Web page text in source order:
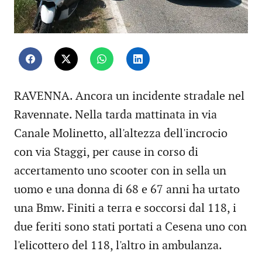
RAVENNA. Ancora un incidente stradale nel
Ravennate. Nella tarda mattinata in via
Canale Molinetto, all'altezza dell'incrocio
con via Staggi, per cause in corso di
accertamento uno scooter con in sella un
uomo e una donna di 68 e 67 anni ha urtato
una Bmw. Finiti a terra e soccorsi dal 118, i
due feriti sono stati portati a Cesena uno con
l'elicottero del 118, l'altro in ambulanza.